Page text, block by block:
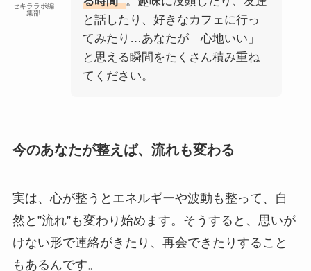
セキララボ編
集部
と話したり、好きなカフェに行っ
てみたり…あなたが「心地いい」
と思える瞬間をたくさん積み重ね
てください。
今のあなたが整えば、流れも変わる
実は、心が整うとエネルギーや波動も整って、自
然と”流れ”も変わり始めます。そうすると、思いが
けない形で連絡がきたり、再会できたりすること
もあるんです。